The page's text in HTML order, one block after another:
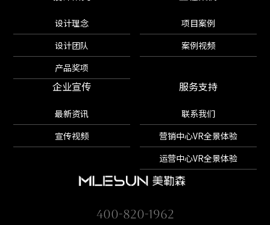
设计理念
设计团队
产品奖项
项目案例
案例视频
企业宣传
最新资讯
宣传视频
服务支持
联系我们
营销中心VR全景体验
运营中心VR全景体验
400-820-1962